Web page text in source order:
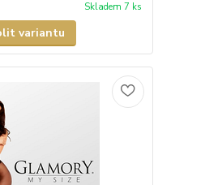
Skladem 7 ks
variantu